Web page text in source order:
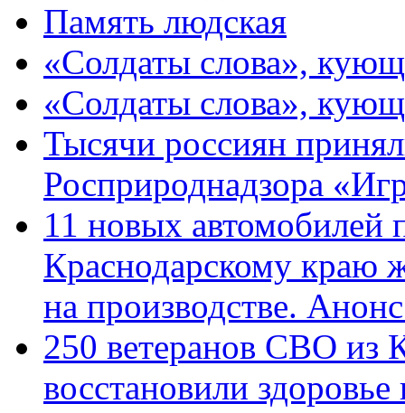
Память людская
«Солдаты слова»,
«Солдаты слова»,
Тысячи россиян
Росприроднадзора
11 новых автомобилей
Краснодарскому краю
на производстве.
250 ветеранов СВО из
восстановили